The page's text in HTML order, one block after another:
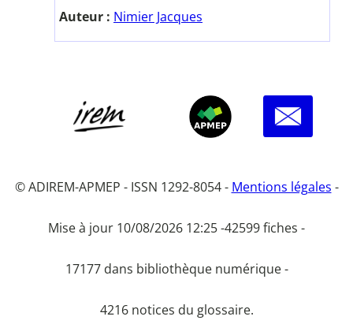
Auteur : Nimier Jacques
© ADIREM-APMEP - ISSN 1292-8054 - Mentions légales -
Mise à jour 10/08/2026 12:25 -42599 fiches -
17177 dans bibliothèque numérique -
4216 notices du glossaire.